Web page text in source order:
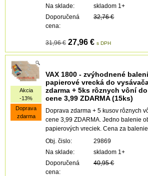
Na sklade:
skladom 1+
Doporučená
cena:
32,76 €
31,96 € 27,96 € s DPH
Akcia
-13%
Doprava
zdarma
VAX 1800 - zvýhodnené
papierové vrecká do
zdarma + 5ks rôznych vôní
cene 3,99 ZDARMA (15ks)
Doprava zdarma + 5 kusov rôznych
cene 3,99 ZDARMA. Jedno balenie
papierových vreciek. Cena za balenie.
Obj. čislo:
29869
Na sklade:
skladom 1+
Doporučená
cena:
40,95 €